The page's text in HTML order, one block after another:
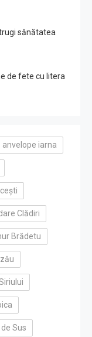
sănătatea
de fete cu litera
anvelope iarna
Clădiri
Brădetu
Sus